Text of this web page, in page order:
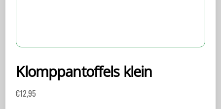
Klomppantoffels klein
€12,95